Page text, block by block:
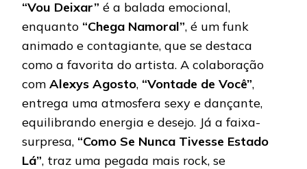
“Vou Deixar” é a balada emocional,
enquanto “Chega Namoral”, é um funk
animado e contagiante, que se destaca
como a favorita do artista. A colaboração
com Alexys Agosto, “Vontade de Você”,
entrega uma atmosfera sexy e dançante,
equilibrando energia e desejo. Já a faixa-
surpresa, “Como Se Nunca Tivesse Estado
Lá”, traz uma pegada mais rock, se